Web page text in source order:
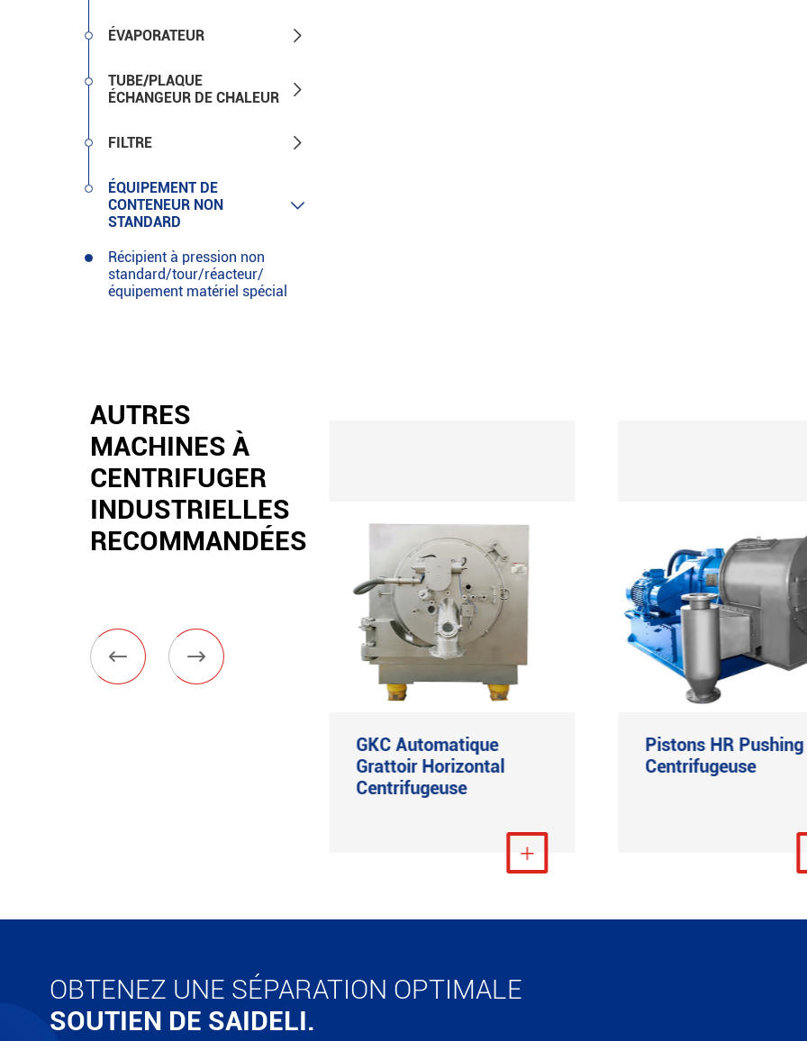
ÉVAPORATEUR 
TUBE/PLAQUE
ÉCHANGEUR DE CHALEUR

FILTRE 
ÉQUIPEMENT DE
CONTENEUR NON
STANDARD

Récipient à pression non
standard/tour/réacteur/
équipement matériel spécial
AUTRES
MACHINES À
CENTRIFUGER
INDUSTRIELLES
RECOMMANDÉES
 
GKC Automatique
Grattoir Horizontal
Centrifugeuse
Voir plus

Pistons HR Pushing
Centrifugeuse
OBTENEZ UNE SÉPARATION OPTIMALE
SOUTIEN DE SAIDELI.